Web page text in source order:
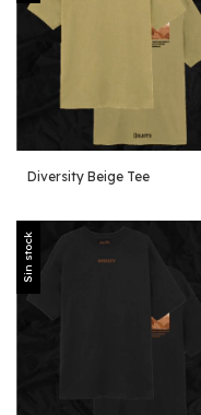
Diversity Beige Tee
Sin stock